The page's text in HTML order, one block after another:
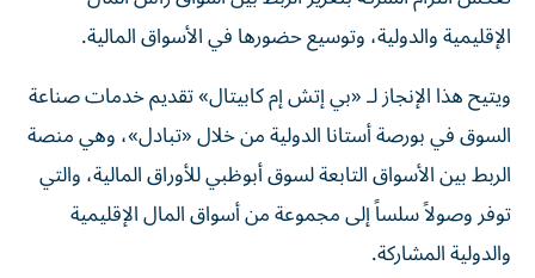
الإقليمية والدولية، وتوسيع حضورها في الأسواق المالية.
ويتيح هذا الإنجاز لـ «بي إتش إم كابيتال» تقديم خدمات صناعة
السوق في بورصة أستانا الدولية من خلال «تبادل»، وهي منصة
الربط بين الأسواق التابعة لسوق أبوظبي للأوراق المالية، والتي
توفر وصولاً سلساً إلى مجموعة من أسواق المال الإقليمية
والدولية المشاركة.